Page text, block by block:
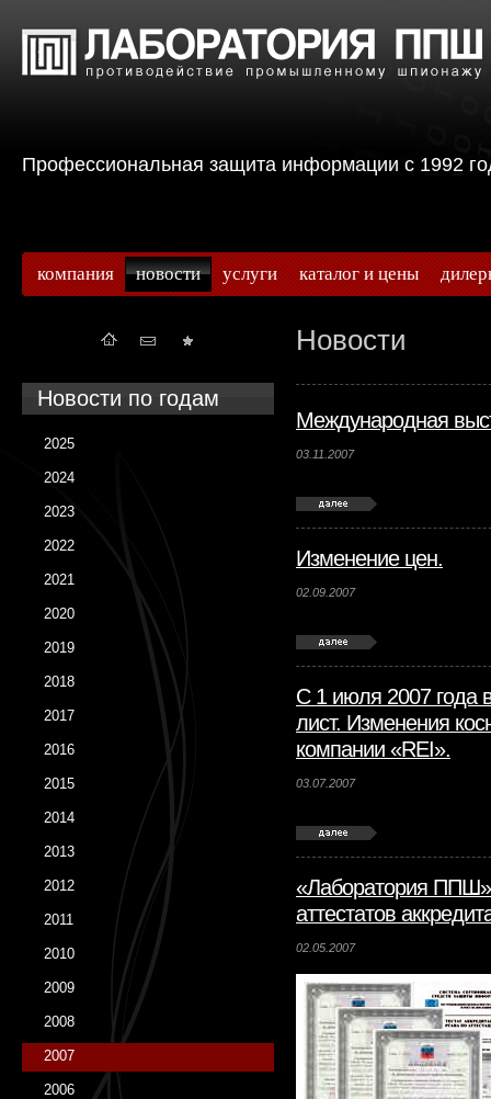
Профессиональная защита информации с
компания новости услуги каталог и цены
Новости
Международная
03.11.2007
Изменение цен.
02.09.2007
С 1 июля 2007 года
лист. Изменения
компании «REI».
03.07.2007
«Лаборатория
аттестатов
02.05.2007
Новости по годам
2025
2024
2023
2022
2021
2020
2019
2018
2017
2016
2015
2014
2013
2012
2011
2010
2009
2008
2007
2006